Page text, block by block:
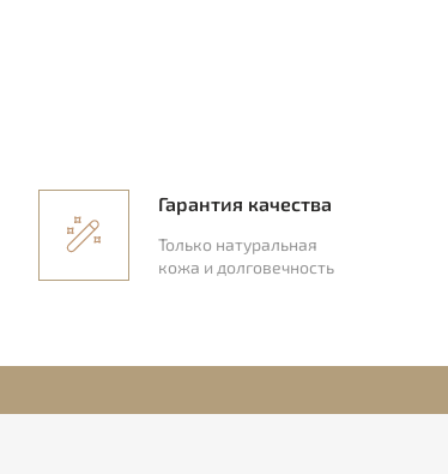
Гарантия качества
Только натуральная
кожа и долговечность